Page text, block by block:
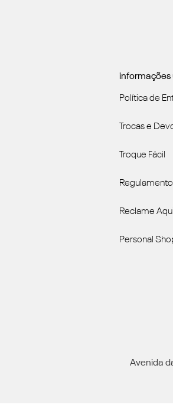
informações
Política de
Trocas e
Troque Fácil
Reclame Aqui
Personal
Avenida